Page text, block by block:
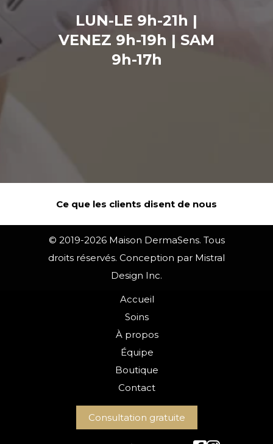
LUN-LE 9h-21h |
VENEZ 9h-19h | SAM
9h-17h
Ce que les clients disent de nous
© 2019-2026 Maison DermaSens. Tous
droits réservés. Conception par Mistral
Design Inc.
Accueil
Soins
À propos
Équipe
Boutique
Contact
Consultation gratuite